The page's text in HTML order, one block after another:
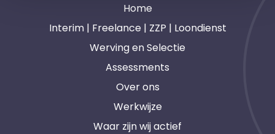
Home
Interim | Freelance | ZZP | Loondienst
Werving en Selectie
Assessments
Over ons
Werkwijze
Waar zijn wij actief